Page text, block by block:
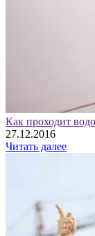
Как проходит
27.12.2016
Читать далее